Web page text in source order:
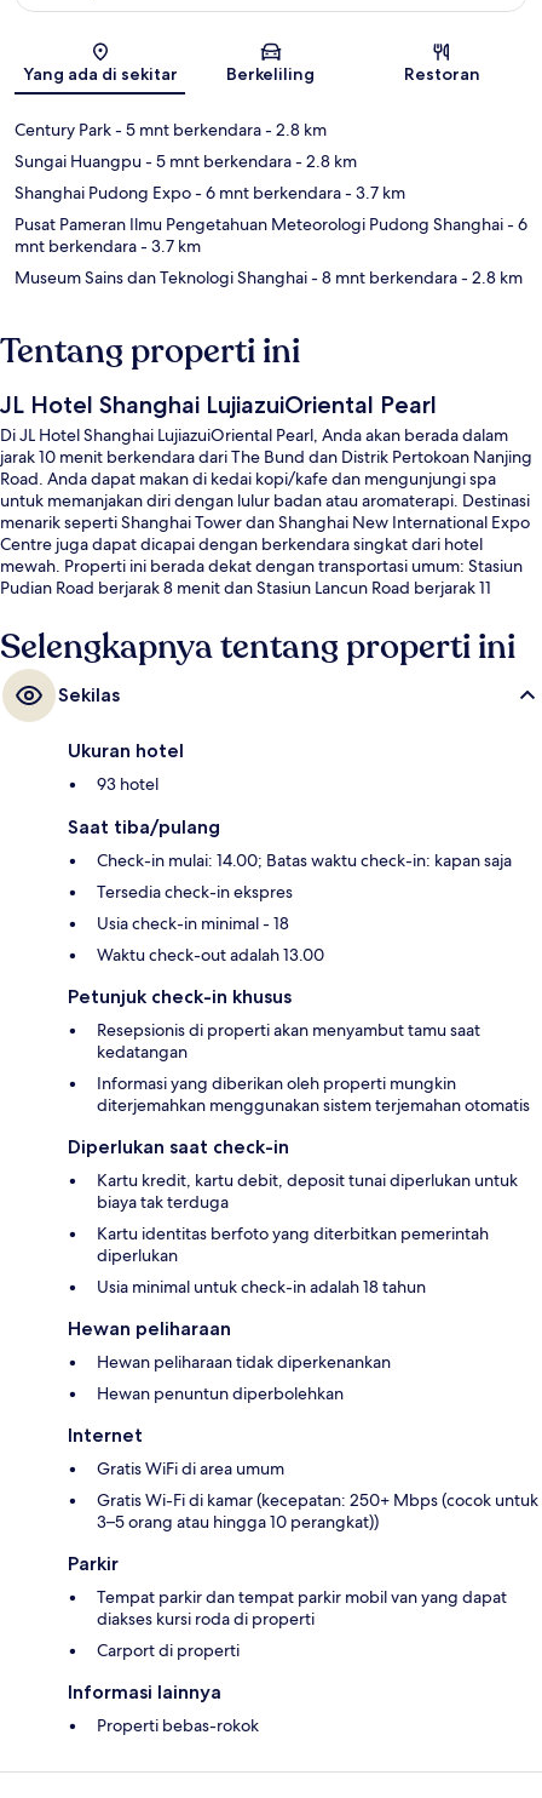
Yang ada di sekitar Berkeliling Restoran
Century Park- 5 mnt berkendara- 2.8 km
Sungai Huangpu- 5 mnt berkendara- 2.8 km
Shanghai Pudong Expo- 6 mnt berkendara- 3.7 km
Pusat Pameran Ilmu Pengetahuan Meteorologi Pudong Shanghai- 6
mnt berkendara- 3.7 km
Museum Sains dan Teknologi Shanghai- 8 mnt berkendara- 2.8 km
Tentang properti ini
JL Hotel Shanghai LujiazuiOriental Pearl
Di JL Hotel Shanghai LujiazuiOriental Pearl, Anda akan berada dalam
jarak 10 menit berkendara dari The Bund dan Distrik Pertokoan Nanjing
Road. Anda dapat makan di kedai kopi/kafe dan mengunjungi spa
untuk memanjakan diri dengan lulur badan atau aromaterapi. Destinasi
menarik seperti Shanghai Tower dan Shanghai New International Expo
Centre juga dapat dicapai dengan berkendara singkat dari hotel
mewah. Properti ini berada dekat dengan transportasi umum: Stasiun
Pudian Road berjarak 8 menit dan Stasiun Lancun Road berjarak 11
Selengkapnya tentang properti ini
Sekilas
Ukuran hotel
93 hotel
Saat tiba/pulang
Check-in mulai: 14.00; Batas waktu check-in: kapan saja
Tersedia check-in ekspres
Usia check-in minimal - 18
Waktu check-out adalah 13.00
Petunjuk check-in khusus
Resepsionis di properti akan menyambut tamu saat
kedatangan
Informasi yang diberikan oleh properti mungkin
diterjemahkan menggunakan sistem terjemahan otomatis
Diperlukan saat check-in
Kartu kredit, kartu debit, deposit tunai diperlukan untuk
biaya tak terduga
Kartu identitas berfoto yang diterbitkan pemerintah
diperlukan
Usia minimal untuk check-in adalah 18 tahun
Hewan peliharaan
Hewan peliharaan tidak diperkenankan
Hewan penuntun diperbolehkan
Internet
Gratis WiFi di area umum
Gratis Wi-Fi di kamar (kecepatan: 250+ Mbps (cocok untuk
3–5 orang atau hingga 10 perangkat))
Parkir
Tempat parkir dan tempat parkir mobil van yang dapat
diakses kursi roda di properti
Carport di properti
Informasi lainnya
Properti bebas-rokok